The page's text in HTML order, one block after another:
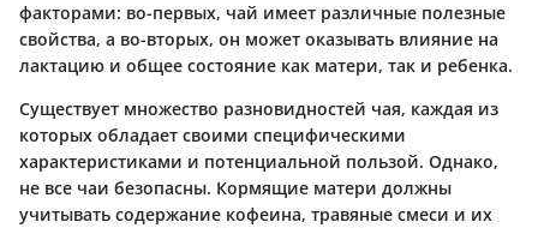
факторами: во-первых, чай имеет различные полезные
свойства, а во-вторых, он может оказывать влияние на
лактацию и общее состояние как матери, так и ребенка.
Существует множество разновидностей чая, каждая из
которых обладает своими специфическими
характеристиками и потенциальной пользой. Однако,
не все чаи безопасны. Кормящие матери должны
учитывать содержание кофеина, травяные смеси и их